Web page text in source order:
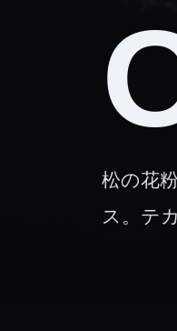
松の花
ス。テ